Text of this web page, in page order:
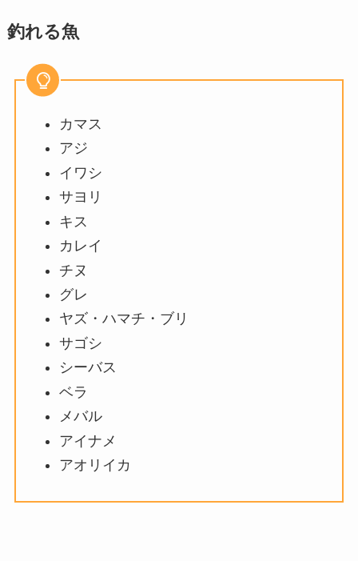
釣れる魚
カマス
アジ
イワシ
サヨリ
キス
カレイ
チヌ
グレ
ヤズ・ハマチ・ブリ
サゴシ
シーバス
ベラ
メバル
アイナメ
アオリイカ